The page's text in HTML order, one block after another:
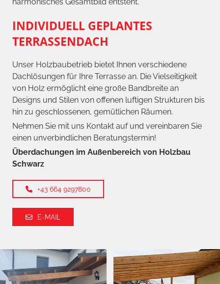
INDIVIDUELL GEPLANTES
TERRASSENDACH
Unser Holzbaubetrieb bietet Ihnen verschiedene
Dachlösungen für Ihre Terrasse an. Die Vielseitigkeit
von Holz ermöglicht eine große Bandbreite an
Designs und Stilen von offenen luftigen Strukturen bis
hin zu geschlossenen, gemütlichen Räumen.
Nehmen Sie mit uns Kontakt auf und vereinbaren Sie
einen unverbindlichen Beratungstermin!
Überdachungen im Außenbereich von Holzbau
Schwarz
+43 664 9297800
E-MAIL